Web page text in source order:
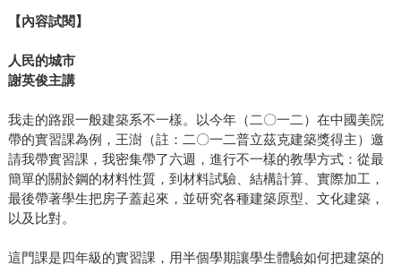
【內容試閱】
人民的城市
謝英俊主講
我走的路跟一般建築系不一樣。以今年（二〇一二）在中國美院
帶的實習課為例，王澍（註：二〇一二普立茲克建築獎得主）邀
請我帶實習課，我密集帶了六週，進行不一樣的教學方式：從最
簡單的關於鋼的材料性質，到材料試驗、結構計算、實際加工，
最後帶著學生把房子蓋起來，並研究各種建築原型、文化建築，
以及比對。
這門課是四年級的實習課，用半個學期讓學生體驗如何把建築的